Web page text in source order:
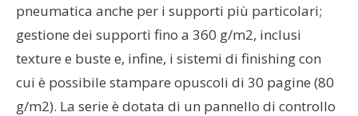
pneumatica anche per i supporti più particolari;
gestione dei supporti fino a 360 g/m2, inclusi
texture e buste e, infine, i sistemi di finishing con
cui è possibile stampare opuscoli di 30 pagine (80
g/m2). La serie è dotata di un pannello di controllo